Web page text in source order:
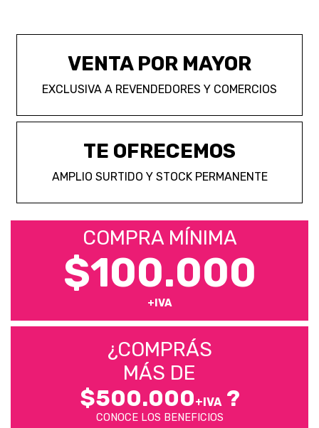
VENTA POR MAYOR
EXCLUSIVA A REVENDEDORES Y COMERCIOS
TE OFRECEMOS
AMPLIO SURTIDO Y STOCK PERMANENTE
COMPRA MÍNIMA
$100.000
+IVA
¿COMPRÁS
MÁS DE
$500.000+IVA?
CONOCE LOS BENEFICIOS